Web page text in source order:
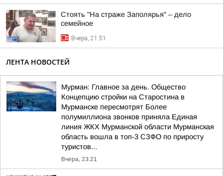
Стоять "На страже Заполярья" – дело
семейное
Вчера, 21:51
ЛЕНТА НОВОСТЕЙ
Мурман: Главное за день. Общество
Концепцию стройки на Старостина в
Мурманске пересмотрят Более
полумиллиона звонков приняла Единая
линия ЖКХ Мурманской области Мурманская
область вошла в топ-3 СЗФО по приросту
туристов...
Вчера, 23:21